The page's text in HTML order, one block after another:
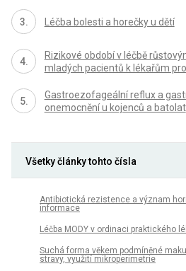
Léčba bolesti a horečky u dětí
Rizikové období v léčbě
mladých pacientů k lékařům
Gastroezofageální reflux a
onemocnění u kojenců a batolat
Všetky články tohto čísla
Antibiotická rezistence a význam
informace
Léčba MODY v ordinaci praktického
Suchá forma věkem podmíněné
stravy, využití mikroperimetrie